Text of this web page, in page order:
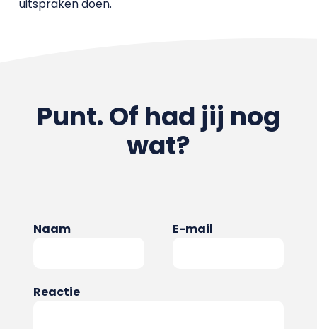
uitspraken doen.
Punt. Of had jij nog
wat?
Naam E-mail
Reactie